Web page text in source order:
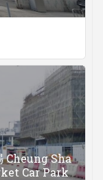
Cheung Sha
Car Park